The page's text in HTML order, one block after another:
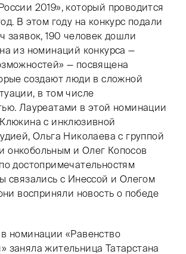
2019», который проводится
В этом году на конкурс подали
заявок, 190 человек дошли
из номинаций конкурса —
— посвящена
создают люди в сложной
в том числе
Лауреатами в этой номинации
с инклюзивной
Ольга Николаева с группой
онкобольным и Олег Копосов
достопримечательностям
связались с Инессой и Олегом
восприняли новость о победе
номинации «Равенство
заняла жительница Татарстана